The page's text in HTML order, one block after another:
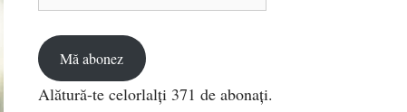
Mă abonez
Alătură-te celorlalți 371 de abonați.